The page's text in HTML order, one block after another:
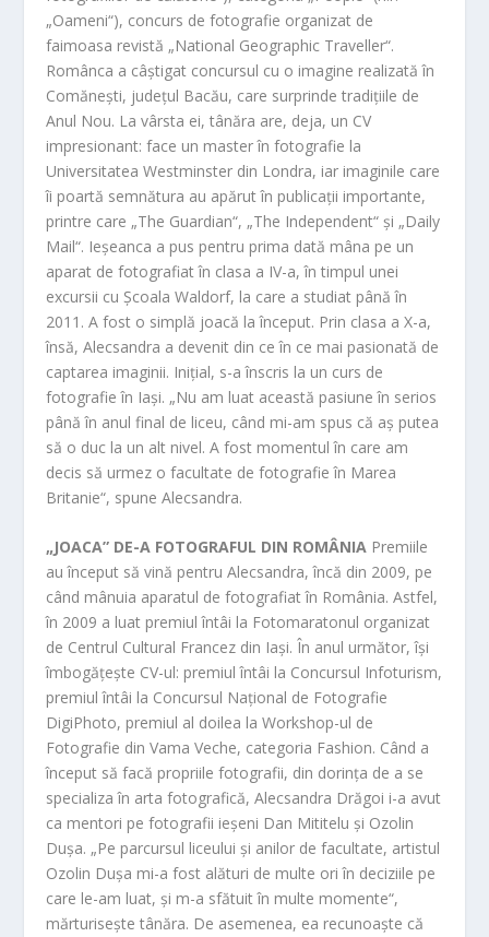
„Oameni“), concurs de fotografie organizat de
faimoasa revistă „National Geographic Traveller“.
Românca a câștigat concursul cu o imagine realizată în
Comănești, județul Bacău, care surprinde tradițiile de
Anul Nou. La vârsta ei, tânăra are, deja, un CV
impresionant: face un master în fotografie la
Universitatea Westminster din Londra, iar imaginile care
îi poartă semnătura au apărut în publicații importante,
printre care „The Guardian“, „The Independent“ și „Daily
Mail“. Ieșeanca a pus pentru prima dată mâna pe un
aparat de fotografiat în clasa a IV-a, în timpul unei
excursii cu Școala Waldorf, la care a studiat până în
2011. A fost o simplă joacă la început. Prin clasa a X-a,
însă, Alecsandra a devenit din ce în ce mai pasionată de
captarea imaginii. Inițial, s-a înscris la un curs de
fotografie în Iași. „Nu am luat această pasiune în serios
până în anul final de liceu, când mi-am spus că aș putea
să o duc la un alt nivel. A fost momentul în care am
decis să urmez o facultate de fotografie în Marea
Britanie“, spune Alecsandra.
„JOACA” DE-A FOTOGRAFUL DIN ROMÂNIA Premiile
au început să vină pentru Alecsandra, încă din 2009, pe
când mânuia aparatul de fotografiat în România. Astfel,
în 2009 a luat premiul întâi la Fotomaratonul organizat
de Centrul Cultural Francez din Iași. În anul următor, își
îmbogățește CV-ul: premiul întâi la Concursul Infoturism,
premiul întâi la Concursul Național de Fotografie
DigiPhoto, premiul al doilea la Workshop-ul de
Fotografie din Vama Veche, categoria Fashion. Când a
început să facă propriile fotografii, din dorința de a se
specializa în arta fotografică, Alecsandra Drăgoi i-a avut
ca mentori pe fotografii ieșeni Dan Mititelu și Ozolin
Dușa. „Pe parcursul liceului și anilor de facultate, artistul
Ozolin Dușa mi-a fost alături de multe ori în deciziile pe
care le-am luat, și m-a sfătuit în multe momente“,
mărturisește tânăra. De asemenea, ea recunoaște că